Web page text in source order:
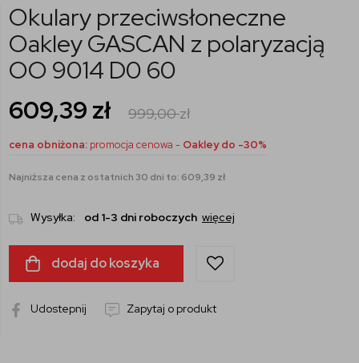
Okulary przeciwsłoneczne
Oakley GASCAN z polaryzacją
OO 9014 D0 60
609,39 zł 999,00zł
cena obniżona: promocja cenowa - Oakley do -30%
Najniższa cena z ostatnich 30 dni to: 609,39 zł
Wysyłka: od 1-3 dni roboczych więcej
dodaj do koszyka
Udostepnij Zapytaj o produkt